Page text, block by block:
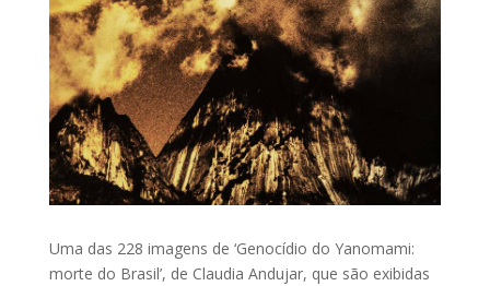
Uma das 228 imagens de ‘Genocídio do Yanomami:
morte do Brasil’, de Claudia Andujar, que são exibidas